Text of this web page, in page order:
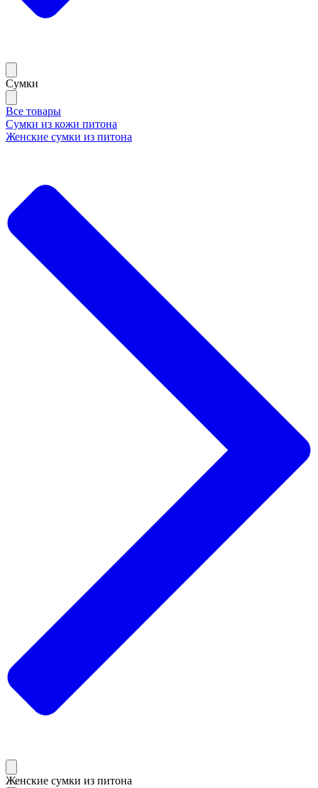
Сумки
Все товары
Сумки из кожи питона
Женские сумки из питона
Женские сумки из питона